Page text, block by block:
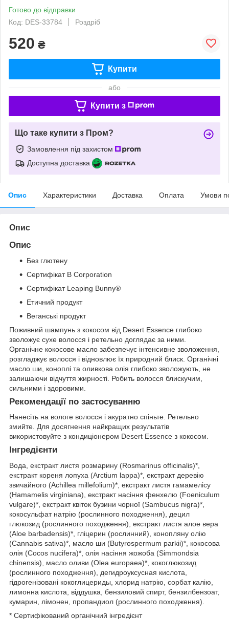
Готово до відправки
Код: DES-33784
Роздріб
520 ₴
Купити
або
Купити з
Що таке купити з Пром?
Замовлення під захистом
Доступна доставка
Опис Характеристики Доставка Оплата Умови
Опис
Опис
Без глютену
Сертифікат B Corporation
Сертифікат Leaping Bunny®
Етичний продукт
Веганські продукт
Поживний шампунь з кокосом від Desert Essence глибоко
зволожує сухе волосся і ретельно доглядає за ними.
Органічне кокосове масло забезпечує інтенсивне зволоження,
розгладжує волосся і відновлює їх природний блиск. Органічні
масло ши, коноплі та оливкова олія глибоко зволожують, не
залишаючи відчуття жирності. Робить волосся блискучим,
сильними і здоровими.
Рекомендації по застосуванню
Нанесіть на вологе волосся і акуратно спіньте. Ретельно
змийте. Для досягнення найкращих результатів
використовуйте з кондиціонером Desert Essence з кокосом.
Інгредієнти
Вода, екстракт листя розмарину (Rosmarinus officinalis)*,
екстракт кореня лопуха (Arctium lappa)*, екстракт деревію
звичайного (Achillea millefolium)*, екстракт листя гамамелісу
(Hamamelis virginiana), екстракт насіння фенхелю (Foeniculum
vulgare)*, екстракт квіток бузини чорної (Sambucus nigra)*,
кокосульфат натрію (рослинного походження), децил
глюкозид (рослинного походження), екстракт листя алое вера
(Aloe barbadensis)*, гліцерин (рослинний), конопляну олію
(Cannabis sativa)*, масло ши (Butyrospermum parkii)*, кокосова
олія (Cocos nucifera)*, олія насіння жожоба (Simmondsia
chinensis), масло оливи (Olea europaea)*, кокоглюкозид
(рослинного походження), дегидроуксусная кислота,
гідрогенізовані кокоглицериды, хлорид натрію, сорбат калію,
лимонна кислота, віддушка, бензиловий спирт, бензилбензоат,
кумарин, лімонен, пропандиол (рослинного походження).
* Сертифікований органічний інгредієнт